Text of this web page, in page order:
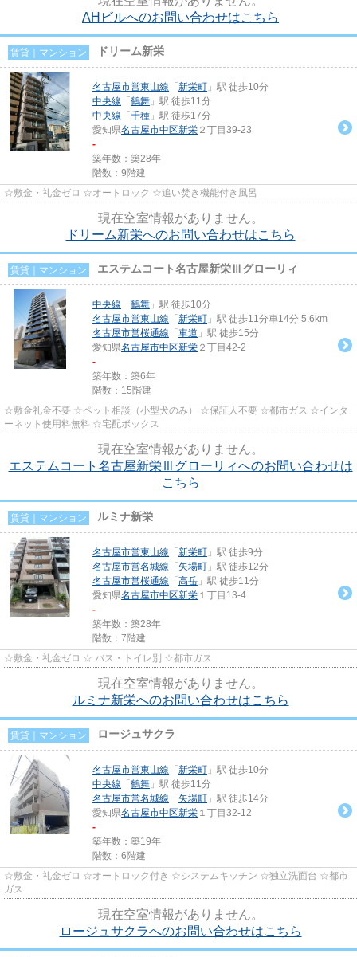
AHビルへのお問い合わせはこちら
賃貸｜マンション ドリーム新栄
名古屋市営東山線 「 新栄町 」駅 徒歩10分
中央線 「 鶴舞 」駅 徒歩11分
中央線 「 千種 」駅 徒歩17分
愛知県名古屋市中区新栄 ２丁目39-23
-
築年数：築28年
階数：9階建
☆敷金・礼金ゼロ ☆オートロック ☆追い焚き機能付き風呂
現在空室情報がありません。
ドリーム新栄へのお問い合わせはこちら
賃貸｜マンション エステムコート名古屋新栄Ⅲグローリィ
中央線 「 鶴舞 」駅 徒歩10分
名古屋市営東山線 「 新栄町 」駅 徒歩11分車14分 5.6km
名古屋市営桜通線 「 車道 」駅 徒歩15分
愛知県名古屋市中区新栄 ２丁目42-2
-
築年数：築6年
階数：15階建
☆敷金礼金不要 ☆ペット相談（小型犬のみ） ☆保証人不要 ☆都市ガス ☆インタ
ーネット使用料無料 ☆宅配ボックス
現在空室情報がありません。
エステムコート名古屋新栄Ⅲグローリィへのお問い合わせは
こちら
賃貸｜マンション ルミナ新栄
名古屋市営東山線 「 新栄町 」駅 徒歩9分
名古屋市営名城線 「 矢場町 」駅 徒歩12分
名古屋市営桜通線 「 高岳 」駅 徒歩11分
愛知県名古屋市中区新栄 １丁目13-4
-
築年数：築28年
階数：7階建
☆敷金・礼金ゼロ ☆ バス・トイレ別 ☆都市ガス
現在空室情報がありません。
ルミナ新栄へのお問い合わせはこちら
賃貸｜マンション ロージュサクラ
名古屋市営東山線 「 新栄町 」駅 徒歩10分
中央線 「 鶴舞 」駅 徒歩11分
名古屋市営名城線 「 矢場町 」駅 徒歩14分
愛知県名古屋市中区新栄 １丁目32-12
-
築年数：築19年
階数：6階建
☆敷金・礼金ゼロ ☆オートロック付き ☆システムキッチン ☆独立洗面台 ☆都市
ガス
現在空室情報がありません。
ロージュサクラへのお問い合わせはこちら